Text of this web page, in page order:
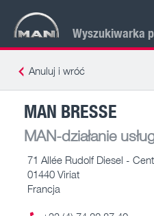
Wyszukiwarka
Anuluj i wróć
MAN BRESSE
MAN-działanie
71 Allée Rudolf Diesel -
01440 Viriat
Francja